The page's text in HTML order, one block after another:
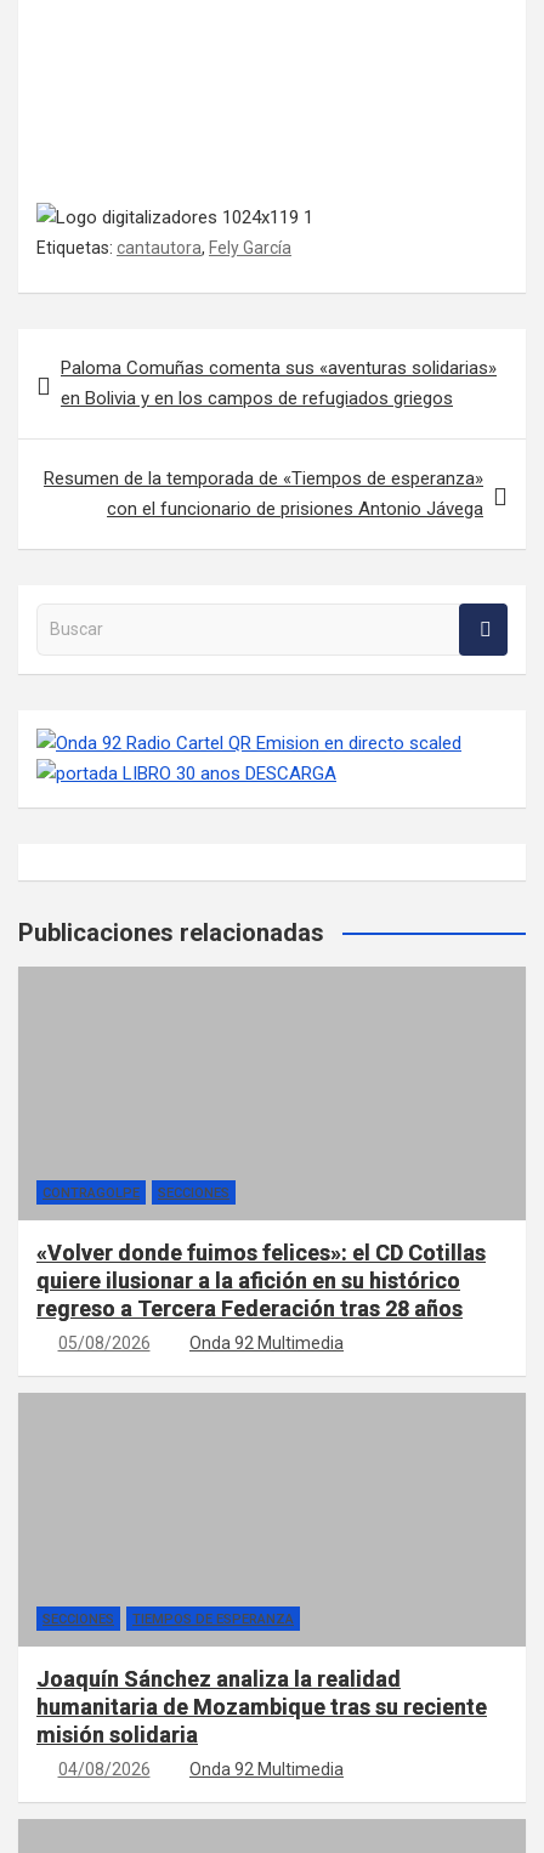
Etiquetas: cantautora, Fely García
Paloma Comuñas comenta sus «aventuras solidarias»
en Bolivia y en los campos de refugiados griegos
Resumen de la temporada de «Tiempos de esperanza»
con el funcionario de prisiones Antonio Jávega
Buscar en la web
Publicaciones relacionadas
CONTRAGOLPE SECCIONES
«Volver donde fuimos felices»: el CD Cotillas
quiere ilusionar a la afición en su histórico
regreso a Tercera Federación tras 28 años
05/08/2026 Onda 92 Multimedia
SECCIONES TIEMPOS DE ESPERANZA
Joaquín Sánchez analiza la realidad
humanitaria de Mozambique tras su reciente
misión solidaria
04/08/2026 Onda 92 Multimedia